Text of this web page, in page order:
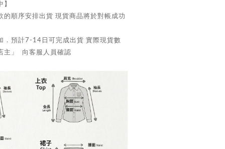
】
的順序安排出貨 現貨商品將於對帳成功
．預計7-14日可完成出貨 實際現貨數
主」 向客服人員確認